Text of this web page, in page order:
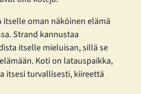
itselle oman näköinen elämä
Strand kannustaa
itselle mieluisan, sillä se
Koti on latauspaikka,
itsesi turvallisesti, kiireettä